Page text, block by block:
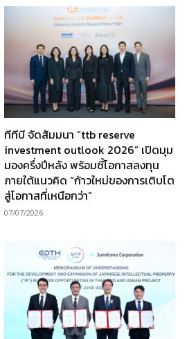
ทีทีบี จัดสัมมนา “ttb reserve
investment outlook 2026” เปิดมุม
มองครึ่งปีหลัง พร้อมชี้โอกาสลงทุน
ภายใต้แนวคิด “ก้าวใหม่ของการเติบโต
สู่โอกาสที่เหนือกว่า”
07/07/2026